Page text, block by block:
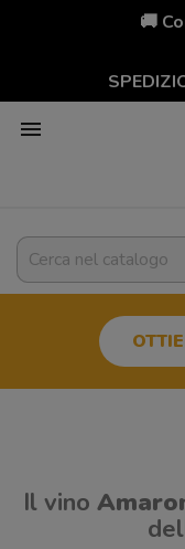
🚚

Il vino